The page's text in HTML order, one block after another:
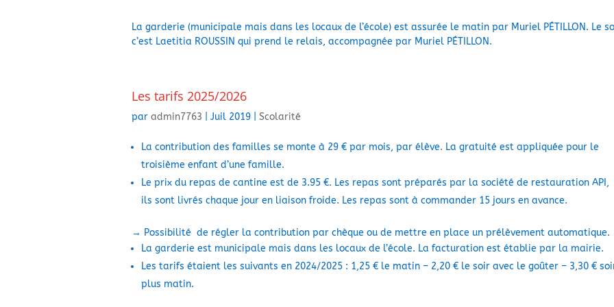
La garderie (municipale mais dans les locaux de l’école) est assurée le matin par Muriel PÉTILLON. Le
c’est Laetitia ROUSSIN qui prend le relais, accompagnée par Muriel PÉTILLON.
Les tarifs 2025/2026
par admin7763 Juil 2019 Scolarité
La contribution des familles se monte à 29 € par mois, par élève. La gratuité est appliquée pour le
troisième enfant d’une famille.
Le prix du repas de cantine est de 3.95 €. Les repas sont préparés par la société de restauration API,
ils sont livrés chaque jour en liaison froide. Les repas sont à commander 15 jours en avance.
→ Possibilité de régler la contribution par chèque ou de mettre en place un prélèvement automatique.
La garderie est municipale mais dans les locaux de l’école. La facturation est établie par la mairie.
Les tarifs étaient les suivants en 2024/2025 : 1,25 € le matin – 2,20 € le soir avec le goûter – 3,30 €
plus matin.